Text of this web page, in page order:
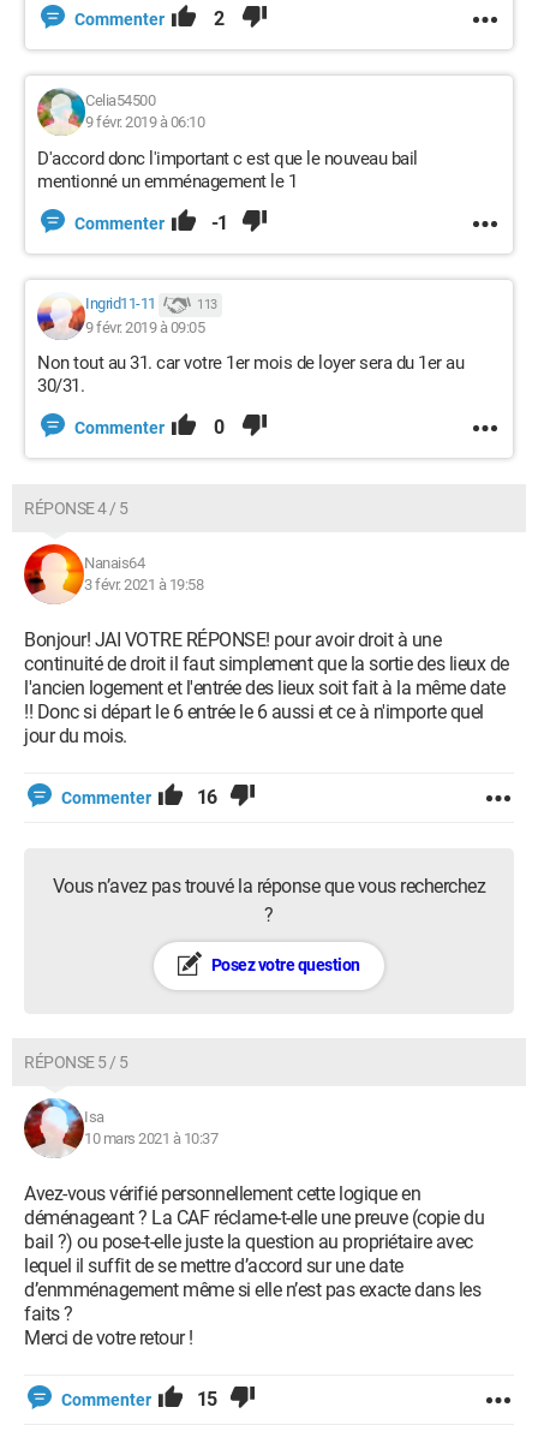
Commenter 2
Celia54500
9 févr. 2019 à 06:10
D'accord donc l'important c est que le nouveau bail
mentionné un emménagement le 1
Commenter -1
Ingrid11-11 113
9 févr. 2019 à 09:05
Non tout au 31. car votre 1er mois de loyer sera du 1er au
30/31.
Commenter 0
RÉPONSE 4 / 5
Nanais64
3 févr. 2021 à 19:58
Bonjour! JAI VOTRE RÉPONSE! pour avoir droit à une
continuité de droit il faut simplement que la sortie des lieux de
l'ancien logement et l'entrée des lieux soit fait à la même date
!! Donc si départ le 6 entrée le 6 aussi et ce à n'importe quel
jour du mois.
Commenter 16
Vous n’avez pas trouvé la réponse que vous recherchez
?
Posez votre question
RÉPONSE 5 / 5
Isa
10 mars 2021 à 10:37
Avez-vous vérifié personnellement cette logique en
déménageant ? La CAF réclame-t-elle une preuve (copie du
bail ?) ou pose-t-elle juste la question au propriétaire avec
lequel il suffit de se mettre d’accord sur une date
d’enmménagement même si elle n’est pas exacte dans les
faits ?
Merci de votre retour !
Commenter 15